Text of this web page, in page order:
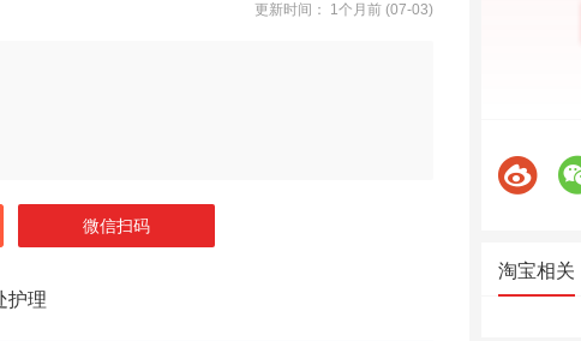
更新时间： 1个月前 (07-03)
微信扫码
护理
淘宝相关